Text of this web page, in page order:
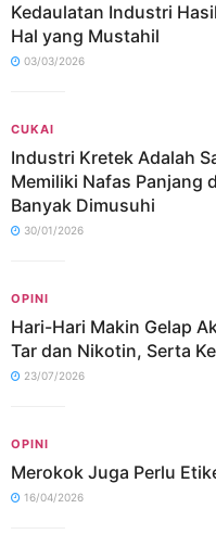
Kedaulatan Industri
Hal yang Mustahil
03/03/2026
CUKAI
Industri Kretek Adalah
Memiliki Nafas Panjang
Banyak Dimusuhi
30/01/2026
OPINI
Hari-Hari Makin Gelap
Tar dan Nikotin, Serta
23/07/2026
OPINI
Merokok Juga Perlu
16/04/2026